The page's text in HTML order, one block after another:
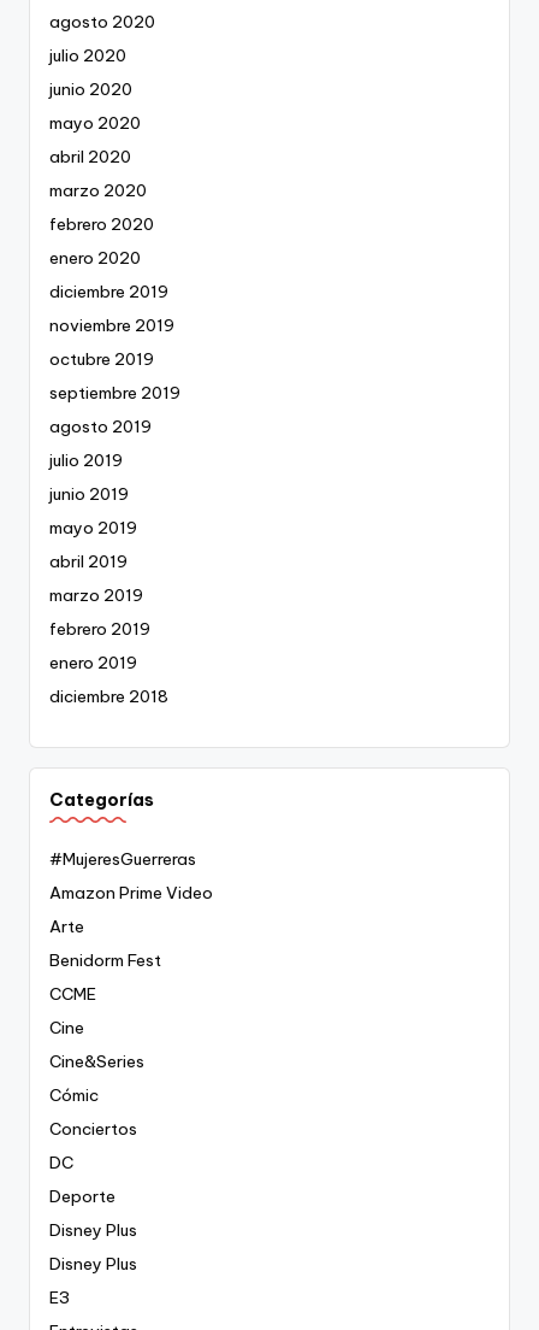
agosto 2020
julio 2020
junio 2020
mayo 2020
abril 2020
marzo 2020
febrero 2020
enero 2020
diciembre 2019
noviembre 2019
octubre 2019
septiembre 2019
agosto 2019
julio 2019
junio 2019
mayo 2019
abril 2019
marzo 2019
febrero 2019
enero 2019
diciembre 2018
Categorías
#MujeresGuerreras
Amazon Prime Video
Arte
Benidorm Fest
CCME
Cine
Cine&Series
Cómic
Conciertos
DC
Deporte
Disney Plus
Disney Plus
E3